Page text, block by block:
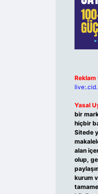
Reklam
Yasal
bir
hiçbir
Sitede
alan
olup,
kurum